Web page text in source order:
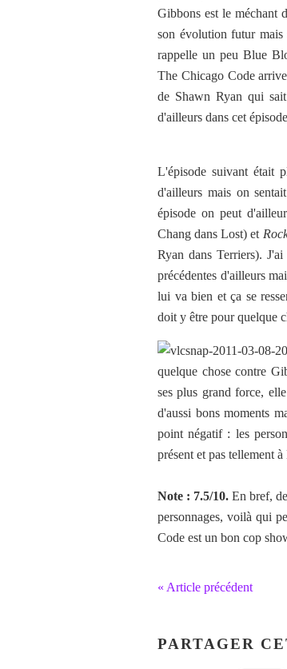
Gibbons est le méchant
son évolution futur
rappelle un peu Blue
The Chicago Code
de Shawn Ryan qui
d'ailleurs dans cet
L'épisode suivant était
d'ailleurs mais on
épisode on peut
Chang dans Lost) et
Ryan dans Terriers).
précédentes d'ailleurs
lui va bien et ça se
doit y être pour quelque
quelque chose contre
ses plus grand force,
d'aussi bons moments
point négatif : les
présent et pas tellement
Note : 7.5/10. En bref,
personnages, voilà qui
Code est un bon cop
« Article précédent
PARTAGER